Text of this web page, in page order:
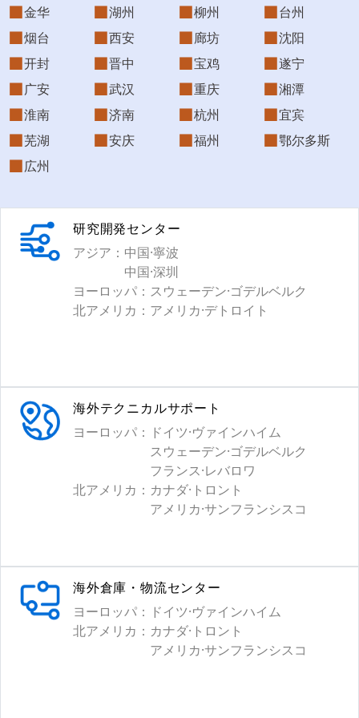
金华 湖州 柳州
台州
烟台
西安 廊坊
沈阳
开封
晋中 宝鸡
遂宁
广安
武汉 重庆
湘潭
淮南
济南 杭州
宜宾
芜湖
安庆 福州
鄂尔多斯
広州
研究開発センター
アジア： 中国·寧波
中国·深圳
ヨーロッパ： スウェーデン·ゴデルベルク
北アメリカ： アメリカ·デトロイト
海外テクニカルサポート
ヨーロッパ： ドイツ·ヴァインハイム
スウェーデン·ゴデルベルク
フランス·レバロワ
北アメリカ： カナダ·トロント
アメリカ·サンフランシスコ
海外倉庫・物流センター
ヨーロッパ： ドイツ·ヴァインハイム
北アメリカ： カナダ·トロント
アメリカ·サンフランシスコ